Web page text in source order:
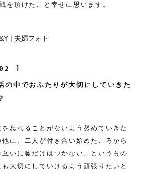
を頂けたこと幸せに思います。
]
の中でおふたりが大切にしていきた
忘れることがないよう努めていきた
に、二人が付き合い始めたころから
いに嘘だけはつかない」というもの
大切にしていけるよう頑張りたいと